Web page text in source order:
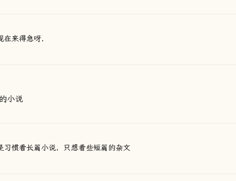
在来得急呀，
小说
习惯看长篇小说，只想看些短篇的杂文